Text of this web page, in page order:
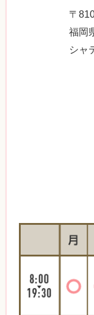
〒
福岡
シャ